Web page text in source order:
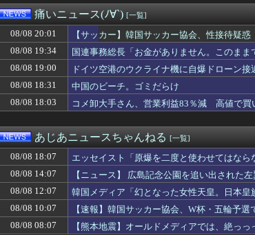
原爆ドーム前に居座る”市民団体”を警官隊が排除、その瞬
好きになってはいけない人を好きになったんだが
【朗報】「まもって守護月天」「クローバー」が99円セー
中国のビーチ。ゴミだらけ
【悲報】テレ東・田中瞳アナ、ロケ中の「勝手に撮影する
中道改革連合の埋もれた存在感 「進むも地獄、引くも地
蓮舫「蓮舫だから叩いて良いという報道」 X民「高市だか
シカ「ヒマワリ全部喰った」 郡山布引風の高原まつり中
【悲報】瀬戸環奈さん、中学時代のトラウマがヤバすぎる
こんな国と友好？ 〜 日本兵撃ち施設に131億円…習近平
サムスンの新型折りたたみスマホ｢Galaxy Z Fold 8｣のレビュ
【衝撃】南海電鉄がピニンファリーナと初共創！なにわ筋
【秋田県】記者会見にオンライン出席したエリート幹部職
【は？】極左団体さん「原爆ドーム前を明け渡せば核戦
エッセイスト「原爆を二度と使わせてはならない」⇒「も
東京都、八重洲駐車場に地下シェルターを整備へ…小池知
ロシアさん、国民の財産を没収しはじめる
【社会】福岡の人口がどんどん増え続けている理由
痛いニュース(ﾉ∀`) [一覧]
08/08 20:01
【サッカー】韓国サッカー協会、性接待疑
08/08 19:34
国連事務総長「お金がありません。このまま
08/08 19:00
ドイツ空港のウクライナ機に自爆ドローン
08/08 18:31
中国のビーチ。ゴミだらけ
08/08 18:03
コメ卸大手さん、営業利益83％減 高値で買
あじあニュースちゃんねる [一覧]
08/08 18:07
エッセイスト「原爆を二度と使わせてはな
08/08 14:07
【ニュース】 広島記念公園を追い出された
08/08 12:07
韓国メディア「幻となった女性天皇。日本皇
08/08 10:07
【速報】韓国サッカー協会、W杯・五輪予
08/08 08:07
【熊本地震】オールドメディアでは、絶っ